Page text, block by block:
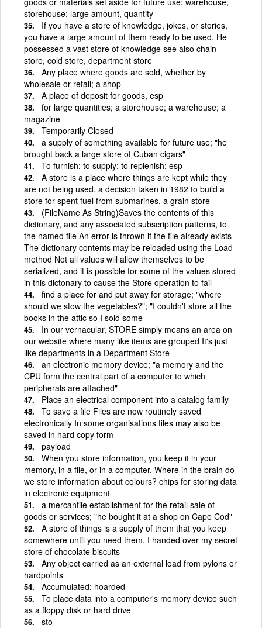
storehouse; large amount, quantity
If you have a store of knowledge, jokes, or stories,
you have a large amount of them ready to be used. He
possessed a vast store of knowledge see also chain
store, cold store, department store
Any place where goods are sold, whether by
wholesale or retail; a shop
A place of deposit for goods, esp
for large quantities; a storehouse; a warehouse; a
magazine
Temporarily Closed
a supply of something available for future use; "he
brought back a large store of Cuban cigars"
To furnish; to supply; to replenish; esp
A store is a place where things are kept while they
are not being used. a decision taken in 1982 to build a
store for spent fuel from submarines. a grain store
(FileName As String)Saves the contents of this
dictionary, and any associated subscription patterns, to
the named file An error is thrown if the file already exists
The dictionary contents may be reloaded using the Load
method Not all values will allow themselves to be
serialized, and it is possible for some of the values stored
in this dictonary to cause the Store operation to fail
find a place for and put away for storage; "where
should we stow the vegetables?"; "I couldn't store all the
books in the attic so I sold some
In our vernacular, STORE simply means an area on
our website where many like items are grouped It's just
like departments in a Department Store
an electronic memory device; "a memory and the
CPU form the central part of a computer to which
peripherals are attached"
Place an electrical component into a catalog family
To save a file Files are now routinely saved
electronically In some organisations files may also be
saved in hard copy form
payload
When you store information, you keep it in your
memory, in a file, or in a computer. Where in the brain do
we store information about colours? chips for storing data
in electronic equipment
a mercantile establishment for the retail sale of
goods or services; "he bought it at a shop on Cape Cod"
A store of things is a supply of them that you keep
somewhere until you need them. I handed over my secret
store of chocolate biscuits
Any object carried as an external load from pylons or
hardpoints
Accumulated; hoarded
To place data into a computer's memory device such
as a floppy disk or hard drive
sto